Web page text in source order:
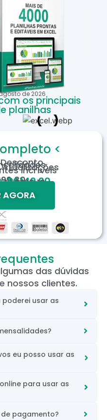
de 2026
os principais
planilhas
<
Incríveis
R$149,90
R$15,19
limitado.
AGORA
das dúvidas
nossos clientes.
usar as
eu posso usar as
para usar as
pagamento?